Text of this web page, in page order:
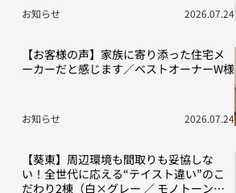
お知らせ 2026.07.24
【お客様の声】家族に寄り添った住宅メ
ーカーだと感じます／ベストオーナーW様
お知らせ 2026.07.24
【葵東】周辺環境も間取りも妥協しな
い！全世代に応える“テイスト違い”のこ
だわり2棟（白×グレー ／ モノトーン空